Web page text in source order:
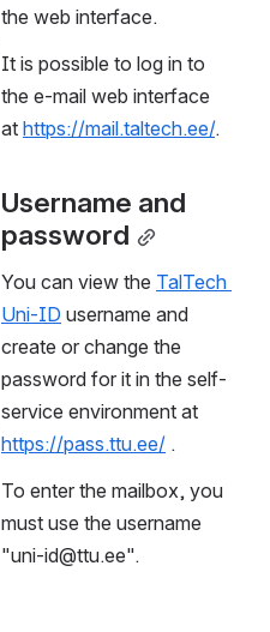
E-mail
The Microsoft Office 365
platform is used to
mail service. User
accounts are created for
all university employees
and students
automatically, based on
the data of the personnel
system or the study
information system.
In addition to your inbox,
the service also includes